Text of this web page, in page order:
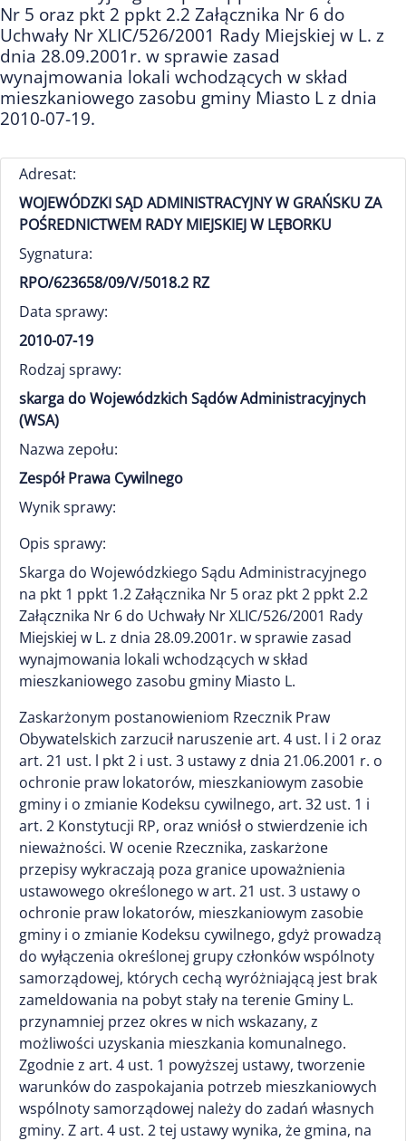
Nr 5 oraz pkt 2 ppkt 2.2 Załącznika Nr 6 do
Uchwały Nr XLIC/526/2001 Rady Miejskiej w L. z
dnia 28.09.2001r. w sprawie zasad
wynajmowania lokali wchodzących w skład
mieszkaniowego zasobu gminy Miasto L z dnia
2010-07-19.
Adresat:
WOJEWÓDZKI SĄD ADMINISTRACYJNY W GRAŃSKU ZA
POŚREDNICTWEM RADY MIEJSKIEJ W LĘBORKU
Sygnatura:
RPO/623658/09/V/5018.2 RZ
Data sprawy:
2010-07-19
Rodzaj sprawy:
skarga do Wojewódzkich Sądów Administracyjnych
(WSA)
Nazwa zepołu:
Zespół Prawa Cywilnego
Wynik sprawy:
Opis sprawy:
Skarga do Wojewódzkiego Sądu Administracyjnego
na pkt 1 ppkt 1.2 Załącznika Nr 5 oraz pkt 2 ppkt 2.2
Załącznika Nr 6 do Uchwały Nr XLIC/526/2001 Rady
Miejskiej w L. z dnia 28.09.2001r. w sprawie zasad
wynajmowania lokali wchodzących w skład
mieszkaniowego zasobu gminy Miasto L.
Zaskarżonym postanowieniom Rzecznik Praw
Obywatelskich zarzucił naruszenie art. 4 ust. l i 2 oraz
art. 21 ust. l pkt 2 i ust. 3 ustawy z dnia 21.06.2001 r. o
ochronie praw lokatorów, mieszkaniowym zasobie
gminy i o zmianie Kodeksu cywilnego, art. 32 ust. 1 i
art. 2 Konstytucji RP, oraz wniósł o stwierdzenie ich
nieważności. W ocenie Rzecznika, zaskarżone
przepisy wykraczają poza granice upoważnienia
ustawowego określonego w art. 21 ust. 3 ustawy o
ochronie praw lokatorów, mieszkaniowym zasobie
gminy i o zmianie Kodeksu cywilnego, gdyż prowadzą
do wyłączenia określonej grupy członków wspólnoty
samorządowej, których cechą wyróżniającą jest brak
zameldowania na pobyt stały na terenie Gminy L.
przynamniej przez okres w nich wskazany, z
możliwości uzyskania mieszkania komunalnego.
Zgodnie z art. 4 ust. 1 powyższej ustawy, tworzenie
warunków do zaspokajania potrzeb mieszkaniowych
wspólnoty samorządowej należy do zadań własnych
gminy. Z art. 4 ust. 2 tej ustawy wynika, że gmina, na